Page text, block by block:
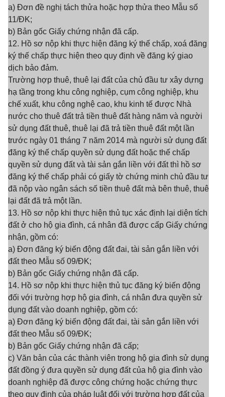
a) Đơn đề nghị tách thửa hoặc hợp thửa theo Mẫu số
11/ĐK;
b) Bản gốc Giấy chứng nhận đã cấp.
12. Hồ sơ nộp khi thực hiện đăng ký thế chấp, xoá đăng
ký thế chấp thực hiện theo quy định về đăng ký giao
dịch bảo đảm.
Trường hợp thuê, thuê lại đất của chủ đầu tư xây dựng
hạ tầng trong khu công nghiệp, cụm công nghiệp, khu
chế xuất, khu công nghệ cao, khu kinh tế được Nhà
nước cho thuê đất trả tiền thuê đất hàng năm và người
sử dụng đất thuê, thuê lại đã trả tiền thuê đất một lần
trước ngày 01 tháng 7 năm 2014 mà người sử dụng đất
đăng ký thế chấp quyền sử dụng đất hoặc thế chấp
quyền sử dụng đất và tài sản gắn liền với đất thì hồ sơ
đăng ký thế chấp phải có giấy tờ chứng minh chủ đầu tư
đã nộp vào ngân sách số tiền thuê đất mà bên thuê, thuê
lại đất đã trả một lần.
13. Hồ sơ nộp khi thực hiện thủ tục xác định lại diện tích
đất ở cho hộ gia đình, cá nhân đã được cấp Giấy chứng
nhận, gồm có:
a) Đơn đăng ký biến động đất đai, tài sản gắn liền với
đất theo Mẫu số 09/ĐK;
b) Bản gốc Giấy chứng nhận đã cấp.
14. Hồ sơ nộp khi thực hiện thủ tục đăng ký biến động
đối với trường hợp hộ gia đình, cá nhân đưa quyền sử
dụng đất vào doanh nghiệp, gồm có:
a) Đơn đăng ký biến động đất đai, tài sản gắn liền với
đất theo Mẫu số 09/ĐK;
b) Bản gốc Giấy chứng nhận đã cấp;
c) Văn bản của các thành viên trong hộ gia đình sử dụng
đất đồng ý đưa quyền sử dụng đất của hộ gia đình vào
doanh nghiệp đã được công chứng hoặc chứng thực
theo quy định của pháp luật đối với trường hợp đất của